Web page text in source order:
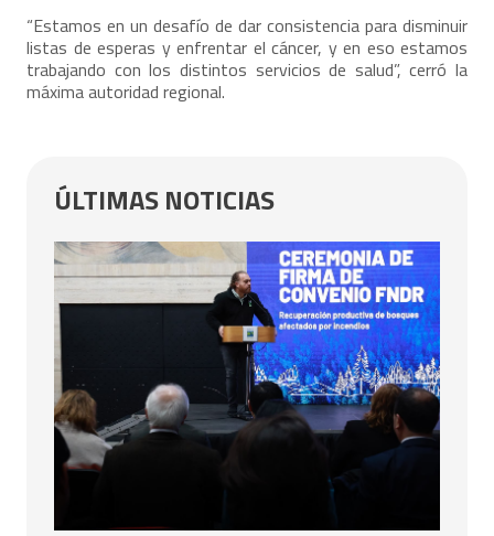
“Estamos en un desafío de dar consistencia para disminuir
listas de esperas y enfrentar el cáncer, y en eso estamos
trabajando con los distintos servicios de salud”, cerró la
máxima autoridad regional.
ÚLTIMAS NOTICIAS